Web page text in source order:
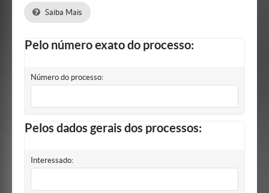
Saiba Mais
Pelo número exato do processo:
Número do processo:
Pelos dados gerais dos processos:
Interessado: